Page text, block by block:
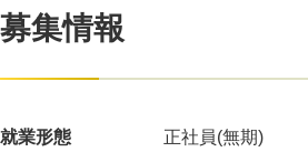
募集情報
就業形態 正社員(無期)